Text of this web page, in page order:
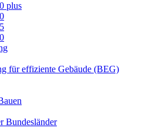
plus
für effiziente Gebäude (BEG)
Bundesländer